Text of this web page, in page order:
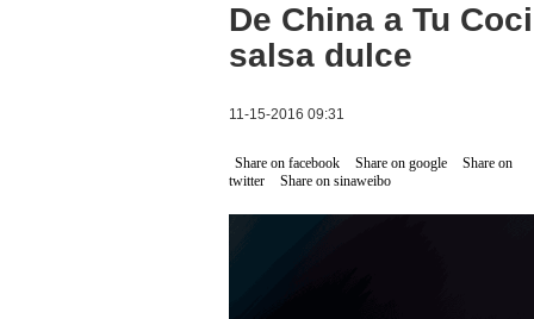
De China a Tu
salsa dulce
11-15-2016 09:31
Share on facebook Share on google
Share on
twitter
Share on sinaweibo